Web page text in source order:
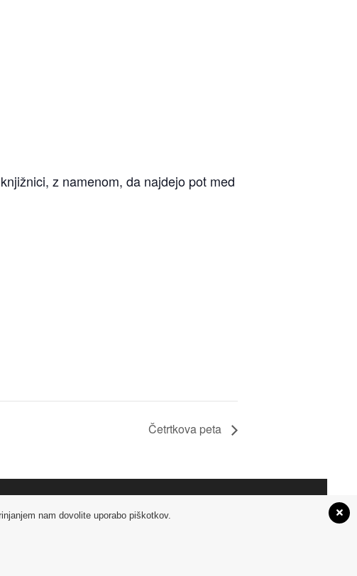
z namenom, da najdejo pot med
Četrtkova peta
nam dovolite uporabo piškotkov.